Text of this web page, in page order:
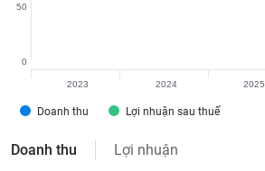
Doanh thu Lợi nhuận sau thuế
0
50
2023 2024 2025
Doanh thu Lợi nhuận